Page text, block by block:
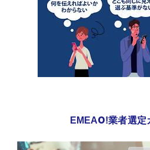
EMEAO!業者選定